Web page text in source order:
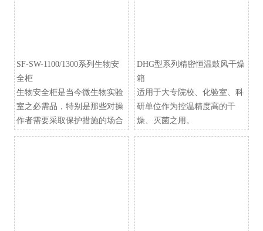
SF-SW-1100/1300系列生物安
全柜
生物安全柜是当今微生物实验
室之必需品，特别是那些对操
作者需要采取保护措施的场合
DHG型系列精密恒温鼓风干燥
箱
适用于大专院校、化验室、科
研单位作为控温精度高的干
燥、灭菌之用。